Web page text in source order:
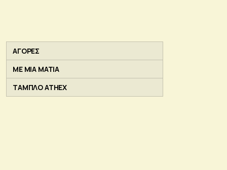
ΑΓΟΡΕΣ
ΜΕ ΜΙΑ ΜΑΤΙΑ
ΤΑΜΠΛΟ ATHEX